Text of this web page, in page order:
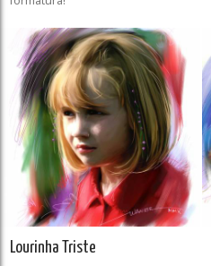
Lourinha Triste